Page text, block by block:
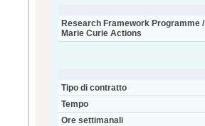
Research Framework Programme /
Marie Curie Actions
Tipo di contratto
Tempo
Ore settimanali